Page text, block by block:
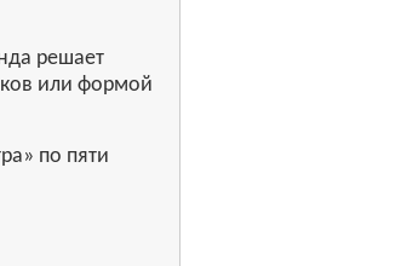
решает
или формой
по пяти